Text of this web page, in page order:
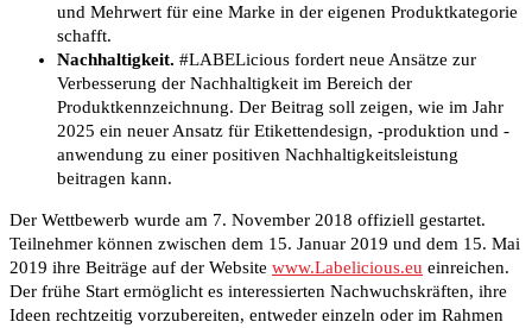
und Mehrwert für eine Marke in der eigenen Produktkategorie
schafft.
Nachhaltigkeit. #LABELicious fordert neue Ansätze zur
Verbesserung der Nachhaltigkeit im Bereich der
Produktkennzeichnung. Der Beitrag soll zeigen, wie im Jahr
2025 ein neuer Ansatz für Etikettendesign, -produktion und -
anwendung zu einer positiven Nachhaltigkeitsleistung
beitragen kann.
Der Wettbewerb wurde am 7. November 2018 offiziell gestartet.
Teilnehmer können zwischen dem 15. Januar 2019 und dem 15. Mai
2019 ihre Beiträge auf der Website www.Labelicious.eu einreichen.
Der frühe Start ermöglicht es interessierten Nachwuchskräften, ihre
Ideen rechtzeitig vorzubereiten, entweder einzeln oder im Rahmen